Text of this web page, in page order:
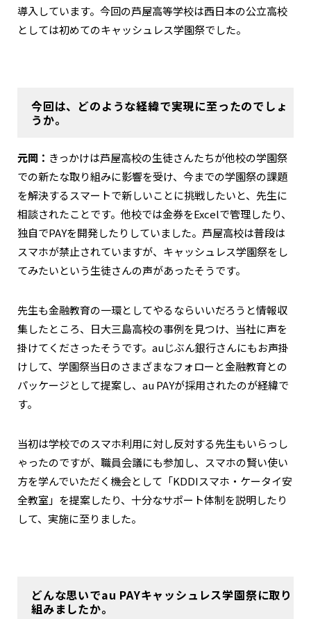
導入しています。今回の芦屋高等学校は西日本の公立高校
としては初めてのキャッシュレス学園祭でした。
今回は、どのような経緯で実現に至ったのでしょ
うか。
元岡： きっかけは芦屋高校の生徒さんたちが他校の学園祭
での新たな取り組みに影響を受け、今までの学園祭の課題
を解決するスマートで新しいことに挑戦したいと、先生に
相談されたことです。他校では金券をExcelで管理したり、
独自でPAYを開発したりしていました。芦屋高校は普段は
スマホが禁止されていますが、キャッシュレス学園祭をし
てみたいという生徒さんの声があったそうです。
先生も金融教育の一環としてやるならいいだろうと情報収
集したところ、日大三島高校の事例を見つけ、当社に声を
掛けてくださったそうです。auじぶん銀行さんにもお声掛
けして、学園祭当日のさまざまなフォローと金融教育との
パッケージとして提案し、au PAYが採用されたのが経緯で
す。
当初は学校でのスマホ利用に対し反対する先生もいらっし
ゃったのですが、職員会議にも参加し、スマホの賢い使い
方を学んでいただく機会として「KDDIスマホ・ケータイ安
全教室」を提案したり、十分なサポート体制を説明したり
して、実施に至りました。
どんな思いでau PAYキャッシュレス学園祭に取り
組みましたか。